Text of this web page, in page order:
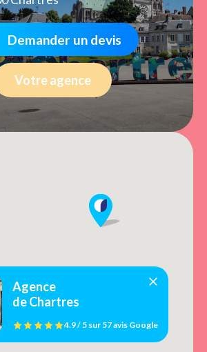
Demander un devis
Votre agence
Agence
de Chartres
4.9 / 5 sur 57 avis Google